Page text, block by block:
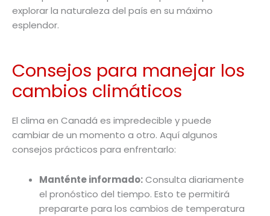
explorar la naturaleza del país en su máximo
esplendor.
Consejos para manejar los
cambios climáticos
El clima en Canadá es impredecible y puede
cambiar de un momento a otro. Aquí algunos
consejos prácticos para enfrentarlo:
Manténte informado:Consulta diariamente
el pronóstico del tiempo. Esto te permitirá
prepararte para los cambios de temperatura